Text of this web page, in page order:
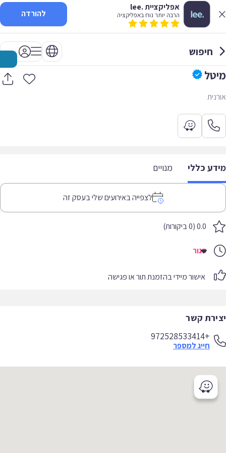
אפליקציית .lee
הרבה יותר נוח באפליקציה להורדה
חיפוש
מיטל
אורנית
מידע כללי מנויים
לצפייה באירועים שלי בעסק זה
0.0 (0 ביקורות)
סגור
אישור מיידי בהזמנת תור או פגישה
יצירת קשר
+972528533414
חייג למספר